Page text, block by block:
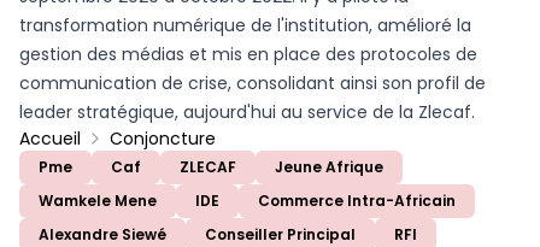
transformation numérique de l'institution, amélioré la
gestion des médias et mis en place des protocoles de
communication de crise, consolidant ainsi son profil de
leader stratégique, aujourd'hui au service de la Zlecaf.
Accueil
Conjoncture
Pme Caf ZLECAF
Jeune Afrique
Wamkele Mene
IDE
Commerce Intra-Africain
Alexandre Siewé
Conseiller Principal RFI